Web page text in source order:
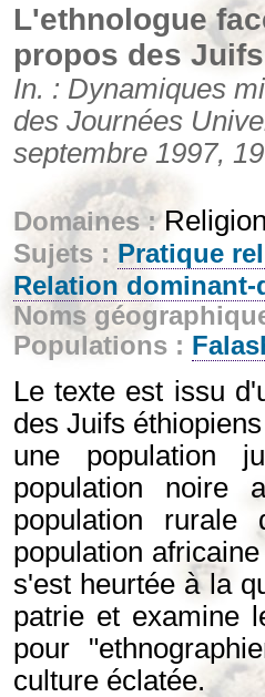
L'ethnologue
propos des
In. : Dynamiques
des Journées
septembre 1997,
Domaines :
Sujets : Pratique
Relation dominant-
Noms
Populations :
Le texte est issu
des Juifs
une population
population noire
population rurale
population
s'est heurtée à la
patrie et examine
pour
culture éclatée.